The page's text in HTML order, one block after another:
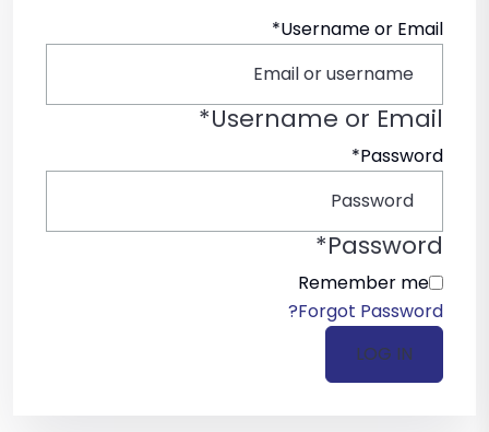
Username or Email
*
Username or Email
*
Password
*
Password
*
Remember me
Forgot Password?